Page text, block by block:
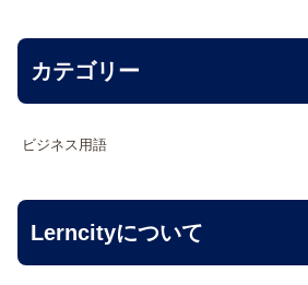
カテゴリー
ビジネス用語
Lerncityについて